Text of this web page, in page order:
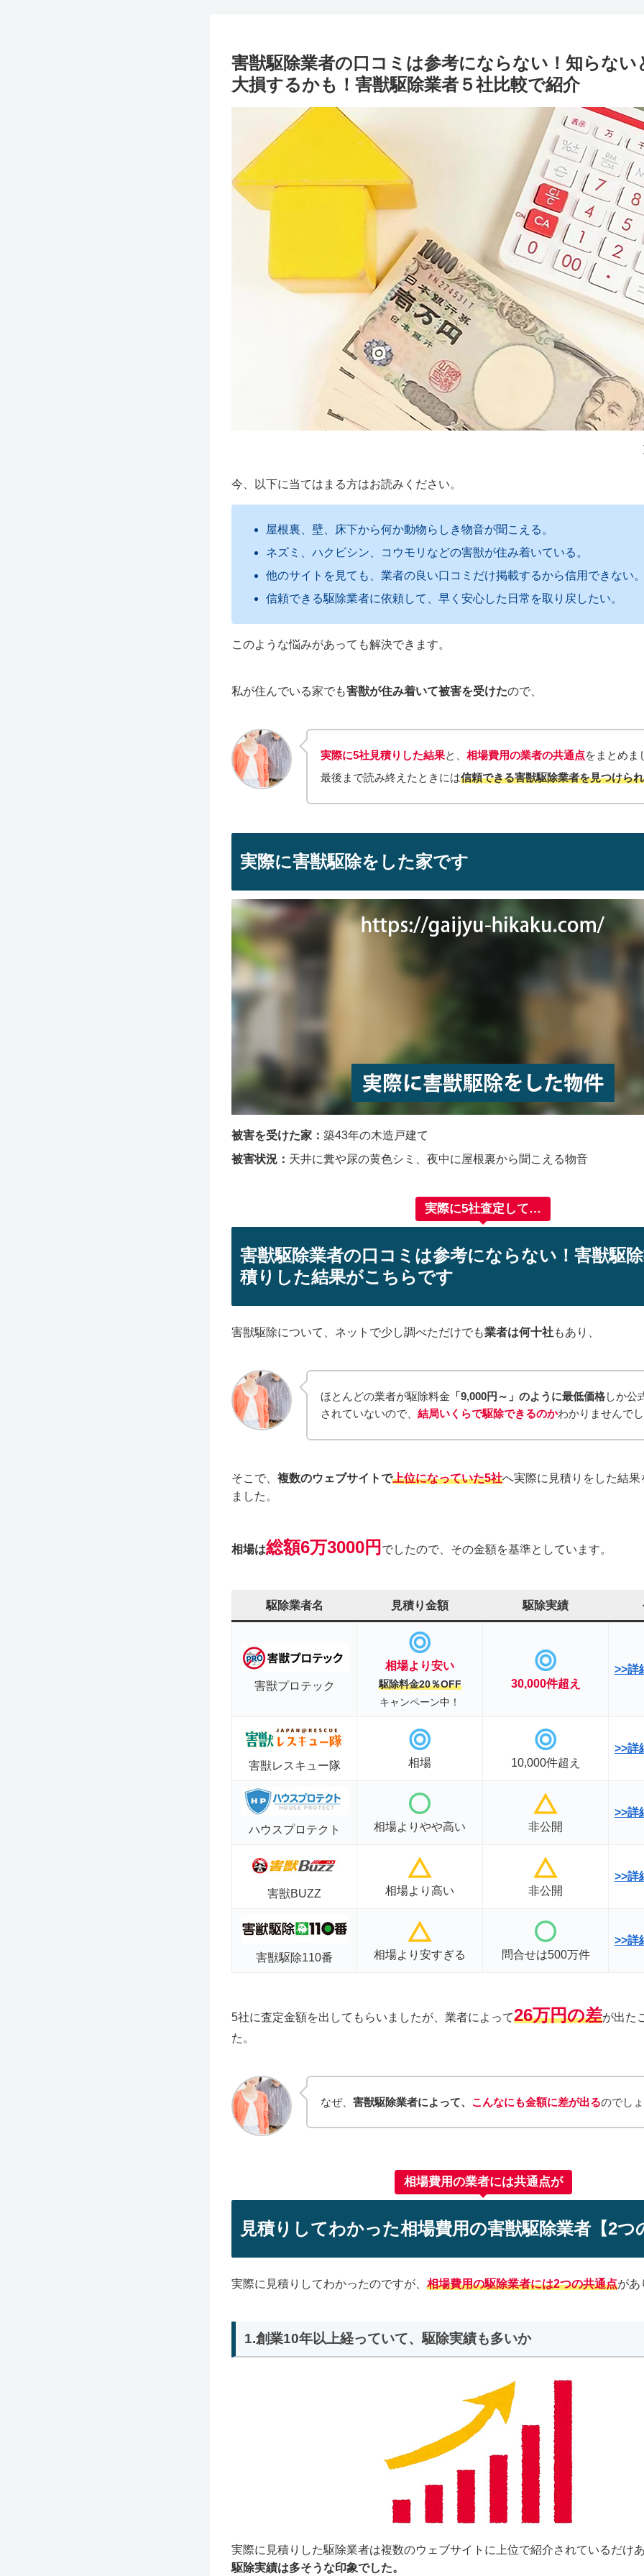
害獣駆除業者の口コミは参考にならない！知らない
大損するかも！害獣駆除業者５社比較で紹介
今、以下に当てはまる方はお読みください。
屋根裏、壁、床下から何か動物らしき物音が聞こえる。
ネズミ、ハクビシン、コウモリなどの害獣が住み着いている。
他のサイトを見ても、業者の良い口コミだけ掲載するから信用できない
信頼できる駆除業者に依頼して、早く安心した日常を取り戻したい。
このような悩みがあっても解決できます。
私が住んでいる家でも害獣が住み着いて被害を受けたので、
実際に5社見積りした結果と、相場費用の業者の共通点をまとめま
最後まで読み終えたときには信頼できる害獣駆除業者を見つけられ
実際に害獣駆除をした家です
被害を受けた家： 築43年の木造戸建て
被害状況： 天井に糞や尿の黄色シミ、夜中に屋根裏から聞こえる物音
実際に5社査定して…
害獣駆除業者の口コミは参考にならない！害獣駆
積りした結果がこちらです
害獣駆除について、ネットで少し調べただけでも業者は何十社もあり、
ほとんどの業者が駆除料金 「9,000円～」のように最低価格しか公
されていないので、結局いくらで駆除できるのかわかりませんで
そこで、 複数のウェブサイトで上位になっていた5社へ実際に見積りをした結
ました。
相場は総額6万3000円 でしたので、その金額を基準としています。
駆除業者名 見積り金額 駆除実績
害獣プロテック
相場より安い
駆除料金20％OFF
キャンペーン中！
30,000件超え
>>詳
害獣レスキュー隊 相場 10,000件超え
>>詳
ハウスプロテクト 相場よりやや高い 非公開
>>詳
害獣BUZZ 相場より高い 非公開
>>詳
害獣駆除110番 相場より安すぎる 問合せは500万件
>>詳
5社に査定金額を出してもらいましたが、業者によって26万円の差が出た
た。
なぜ、害獣駆除業者によって、 こんなにも金額に差が出るのでし
相場費用の業者には共通点が
見積りしてわかった相場費用の害獣駆除業者【2つ
実際に見積りしてわかったのですが、 相場費用の駆除業者には2つの共通点があ
1.創業10年以上経っていて、駆除実績も多いか
実際に見積りした駆除業者は複数のウェブサイトに上位で紹介されているだけ
駆除実績は多そうな印象でした。